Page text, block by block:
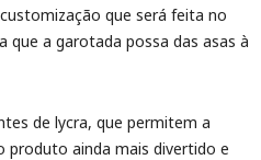
que será feita no
que a garotada possa das asas à
de lycra, que permitem a
produto ainda mais divertido e